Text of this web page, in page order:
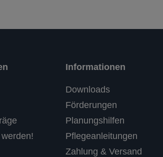
Informationen
Downloads
Förderungen
Planungshilfen
Pflegeanleitungen
Zahlung & Versand